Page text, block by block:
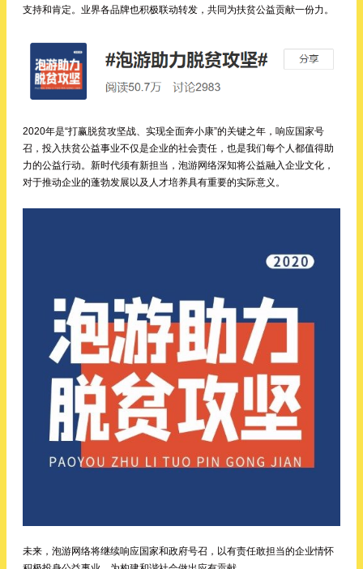
支持和肯定。业界各品牌也积极联动转发，共同为扶贫公益贡献一份力。
2020年是“打赢脱贫攻坚战、实现全面奔小康”的关键之年，响应国家号
召，投入扶贫公益事业不仅是企业的社会责任，也是我们每个人都值得助
力的公益行动。新时代须有新担当，泡游网络深知将公益融入企业文化，
对于推动企业的蓬勃发展以及人才培养具有重要的实际意义。
未来，泡游网络将继续响应国家和政府号召，以有责任敢担当的企业情怀